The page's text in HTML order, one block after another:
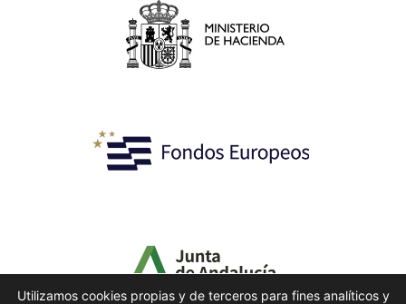
Utilizamos cookies propias y de terceros para fines analíticos y